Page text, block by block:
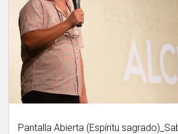
Pantalla Abierta (Espíritu